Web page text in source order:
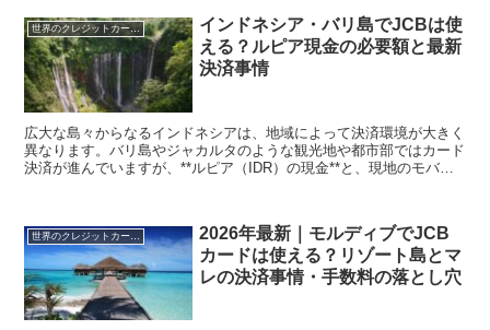
世界のクレジットカード事情
インドネシア・バリ島でJCBは使
える？ルピア現金の必要額と最新
決済事情
広大な島々からなるインドネシアは、地域によって決済環境が大きく
異なります。バリ島やジャカルタのような観光地や都市部ではカード
決済が進んでいますが、**ルピア（IDR）の現金**と、現地のモバイ
世界のクレジットカード事情
2026年最新｜モルディブでJCB
カードは使える？リゾート島とマ
レの決済事情・手数料の落とし穴